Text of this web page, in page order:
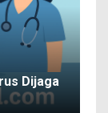
Dijaga